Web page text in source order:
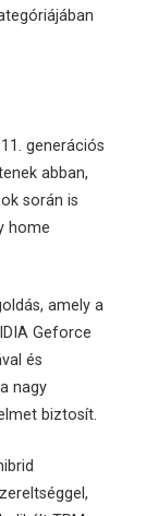
generációs
abban,
során is
home
amely a
Geforce
és
nagy
biztosít.